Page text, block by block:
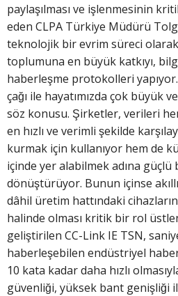
paylaşılması ve işlenmesinin
eden CLPA Türkiye Müdürü
teknolojik bir evrim süreci
toplumuna en büyük katkıyı,
haberleşme protokolleri
çağı ile hayatımızda çok büyük
söz konusu. Şirketler, verileri
en hızlı ve verimli şekilde
kurmak için kullanıyor hem de
içinde yer alabilmek adına
dönüştürüyor. Bunun içinse
dâhil üretim hattındaki
halinde olması kritik bir rol
geliştirilen CC-Link IE TSN,
haberleşebilen endüstriyel
10 kata kadar daha hızlı
güvenliği, yüksek bant genişliği